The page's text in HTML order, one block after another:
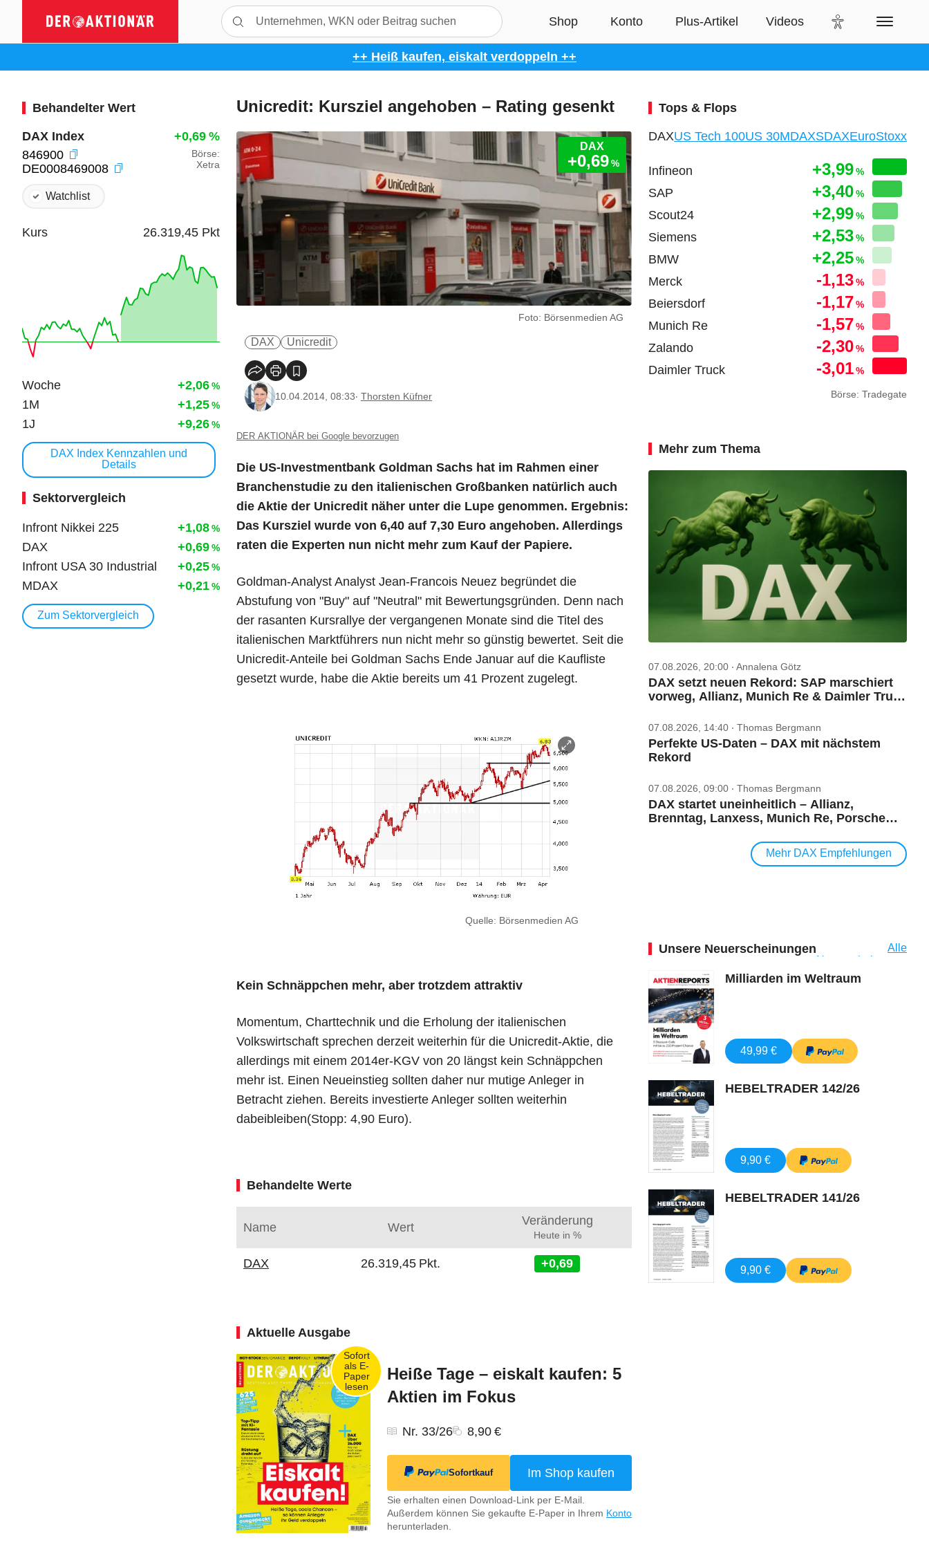
++ Heiß kaufen, eiskalt verdoppeln ++
Unicredit: Kursziel angehoben – Rating gesenkt
Foto: Börsenmedien AG
DAX
+0,69%
DAX Unicredit
10.04.2014, 08:33‧ Thorsten Küfner
DER AKTIONÄR bei Google bevorzugen
Die US-Investmentbank Goldman Sachs hat im Rahmen einer
Branchenstudie zu den italienischen Großbanken natürlich auch
die Aktie der Unicredit näher unter die Lupe genommen. Ergebnis:
Das Kursziel wurde von 6,40 auf 7,30 Euro angehoben. Allerdings
raten die Experten nun nicht mehr zum Kauf der Papiere.
Goldman-Analyst Analyst Jean-Francois Neuez begründet die
Abstufung von "Buy" auf "Neutral" mit Bewertungsgründen. Denn nach
der rasanten Kursrallye der vergangenen Monate sind die Titel des
italienischen Marktführers nun nicht mehr so günstig bewertet. Seit die
Unicredit-Anteile bei Goldman Sachs Ende Januar auf die Kaufliste
gesetzt wurde, habe die Aktie bereits um 41 Prozent zugelegt.
Quelle: Börsenmedien AG
Kein Schnäppchen mehr, aber trotzdem attraktiv
Momentum, Charttechnik und die Erholung der italienischen
Volkswirtschaft sprechen derzeit weiterhin für die Unicredit-Aktie, die
allerdings mit einem 2014er-KGV von 20 längst kein Schnäppchen
mehr ist. Einen Neueinstieg sollten daher nur mutige Anleger in
Betracht ziehen. Bereits investierte Anleger sollten weiterhin
dabeibleiben(Stopp: 4,90 Euro).
Behandelte Werte
Name Wert Veränderung
Heute in %
DAX 26.319,45 Pkt. +0,69
Aktuelle Ausgabe
Heiße Tage – eiskalt kaufen: 5
Aktien im Fokus
Nr. 33/26 8,90 €
Sofortkauf Im Shop kaufen
Sie erhalten einen Download-Link per E-Mail.
Außerdem können Sie gekaufte E-Paper in Ihrem Konto
herunterladen.
Behandelter Wert
DAX Index +0,69 %
846900
DE0008469008
Börse:
Xetra
Watchlist
Kurs 26.319,45 Pkt
Woche +2,06%
1M +1,25%
1J +9,26%
DAX Index Kennzahlen und
Details
Sektorvergleich
Infront Nikkei 225 +1,08%
DAX +0,69%
Infront USA 30 Industrial +0,25%
MDAX +0,21%
Zum Sektorvergleich
Tops & Flops
DAXUS Tech 100US 30MDAXSDAXEuroStoxx
Infineon +3,99%
SAP +3,40%
Scout24 +2,99%
Siemens +2,53%
BMW +2,25%
Merck -1,13%
Beiersdorf -1,17%
Munich Re -1,57%
Zalando -2,30%
Daimler Truck -3,01%
Börse: Tradegate
Mehr zum Thema
07.08.2026, 20:00 ‧ Annalena Götz
DAX setzt neuen Rekord: SAP marschiert
vorweg, Allianz, Munich Re & Daimler Truck
07.08.2026, 14:40 ‧ Thomas Bergmann
Perfekte US‑Daten – DAX mit nächstem
Rekord
07.08.2026, 09:00 ‧ Thomas Bergmann
DAX startet uneinheitlich – Allianz,
Brenntag, Lanxess, Munich Re, Porsche
Mehr DAX Empfehlungen
Unsere Neuerscheinungen
Alle
Neuerscheinungen
Milliarden im Weltraum
49,99 €
HEBELTRADER 142/26
9,90 €
HEBELTRADER 141/26
9,90 €